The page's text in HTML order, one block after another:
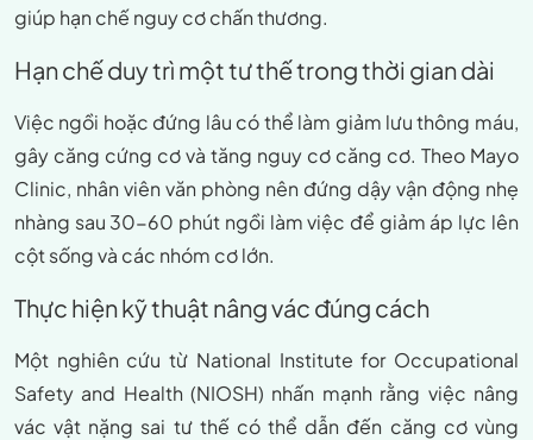
giúp hạn chế nguy cơ chấn thương.
Hạn chế duy trì một tư thế trong thời gian dài
Việc ngồi hoặc đứng lâu có thể làm giảm lưu thông máu,
gây căng cứng cơ và tăng nguy cơ căng cơ. Theo Mayo
Clinic, nhân viên văn phòng nên đứng dậy vận động nhẹ
nhàng sau 30-60 phút ngồi làm việc để giảm áp lực lên
cột sống và các nhóm cơ lớn.
Thực hiện kỹ thuật nâng vác đúng cách
Một nghiên cứu từ National Institute for Occupational
Safety and Health (NIOSH) nhấn mạnh rằng việc nâng
vác vật nặng sai tư thế có thể dẫn đến căng cơ vùng